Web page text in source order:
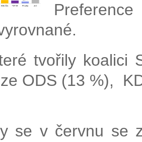
tvořily koalici
ODS (13 %),
se v červnu se